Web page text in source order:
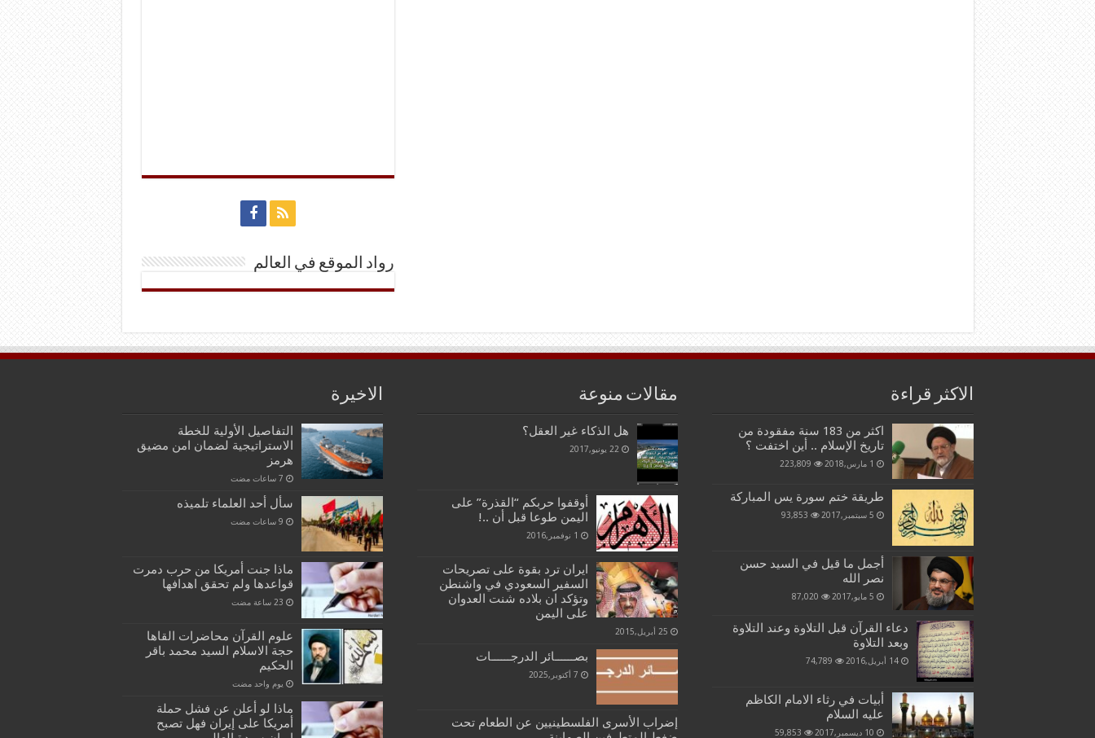
رواد الموقع في العالم
الاكثر قراءة
اكثر من 183 سنة مفقودة من
تاريخ الإسلام .. أين اختفت ؟
1 مارس,2018 223,809
طريقة ختم سورة يس المباركة
5 سبتمبر,2017 93,853
أجمل ما قيل في السيد حسن
نصر الله
5 مايو,2017 87,020
دعاء القرآن قبل التلاوة وعند التلاوة
وبعد التلاوة
14 أبريل,2016 74,789
أبيات في رثاء الامام الكاظم
عليه السلام
10 ديسمبر,2017 59,853
مقالات منوعة
هل الذكاء غير العقل‏؟
22 يونيو,2017
أوقفوا حربكم “القذرة” على
اليمن طوعا قبل أن ..!
1 نوفمبر,2016
ايران ترد بقوة على تصريحات
السفير السعودي في واشنطن
وتؤكد ان بلاده شنت العدوان
على اليمن
25 أبريل,2015
بصــــــائر الدرجــــــات
7 أكتوبر,2025
إضراب الأسرى الفلسطينيين عن الطعام تحت
الاخيرة
التفاصيل الأولية للخطة
الاستراتيجية لضمان امن مضيق
هرمز
سأل أحد العلماء تلميذه
ماذا جنت أمريكا من حرب دمرت
قواعدها ولم تحقق اهدافها
علوم القرآن محاضرات القاها
حجة الاسلام السيد محمد باقر
الحكيم
‏يوم واحد مضت
ماذا لو أعلن عن فشل حملة
أمريكا على إيران فهل تصبح